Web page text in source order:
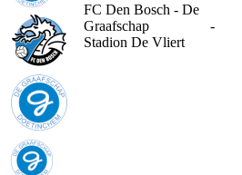
FC Den Bosch - De
Graafschap
Stadion De Vliert
-